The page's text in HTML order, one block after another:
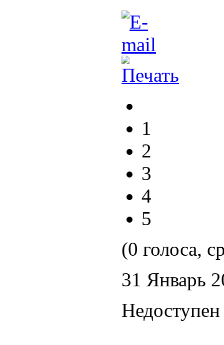
1
2
3
4
5
(0 голоса,
31 Январь